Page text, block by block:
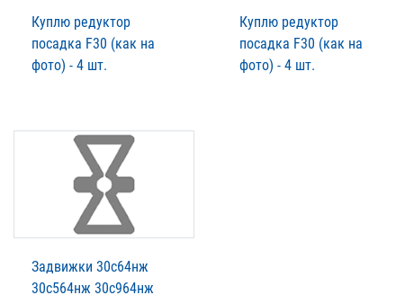
Куплю редуктор
посадка F30 (как на
фото) - 4 шт.
Куплю редуктор
посадка F30 (как на
фото) - 4 шт.
Задвижки 30с64нж
30с564нж 30с964нж